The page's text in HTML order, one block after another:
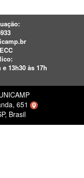
13h30 às 17h
651
Brasil